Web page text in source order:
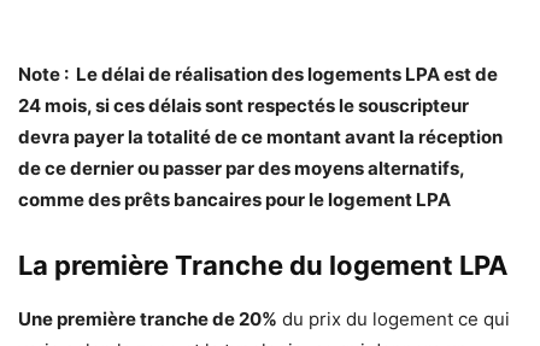
Note : Le délai de réalisation des logements LPA est de
24 mois, si ces délais sont respectés le souscripteur
devra payer la totalité de ce montant avant la réception
de ce dernier ou passer par des moyens alternatifs,
comme des prêts bancaires pour le logement LPA
La première Tranche du logement LPA
Une première tranche de 20% du prix du logement ce qui